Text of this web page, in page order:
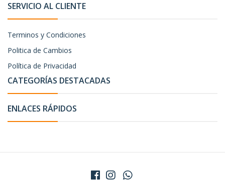
SERVICIO AL CLIENTE
Terminos y Condiciones
Politica de Cambios
Política de Privacidad
CATEGORÍAS DESTACADAS
ENLACES RÁPIDOS